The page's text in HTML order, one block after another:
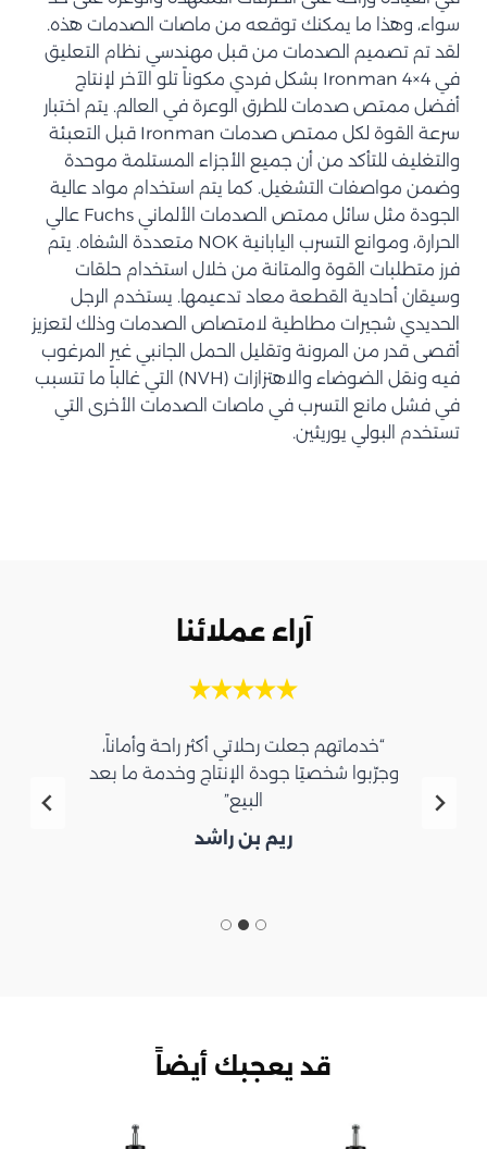
سواء، وهذا ما يمكنك توقعه من ماصات الصدمات هذه.
لقد تم تصميم الصدمات من قبل مهندسي نظام التعليق
في Ironman 4×4 بشكل فردي مكوناً تلو الآخر لإنتاج
أفضل ممتص صدمات للطرق الوعرة في العالم. يتم اختبار
سرعة القوة لكل ممتص صدمات Ironman قبل التعبئة
والتغليف للتأكد من أن جميع الأجزاء المستلمة موحدة
وضمن مواصفات التشغيل. كما يتم استخدام مواد عالية
الجودة مثل سائل ممتص الصدمات الألماني Fuchs عالي
الحرارة، وموانع التسرب اليابانية NOK متعددة الشفاه. يتم
فرز متطلبات القوة والمتانة من خلال استخدام حلقات
وسيقان أحادية القطعة معاد تدعيمها. يستخدم الرجل
الحديدي شجيرات مطاطية لامتصاص الصدمات وذلك لتعزيز
أقصى قدر من المرونة وتقليل الحمل الجانبي غير المرغوب
فيه ونقل الضوضاء والاهتزازات (NVH) التي غالباً ما تتسبب
في فشل مانع التسرب في ماصات الصدمات الأخرى التي
تستخدم البولي يوريثين.
آراء عملائنا
“خدماتهم جعلت رحلاتي أكثر راحة وأماناً،
وجرّبوا شخصيًا جودة الإنتاج وخدمة ما بعد
البيع”
ريم بن راشد
قد يعجبك أيضاً